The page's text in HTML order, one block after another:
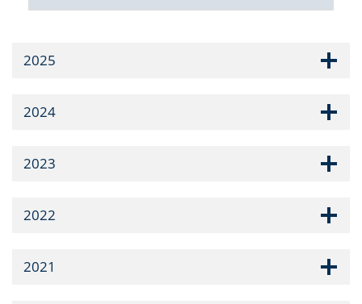
2025
2024
2023
2022
2021